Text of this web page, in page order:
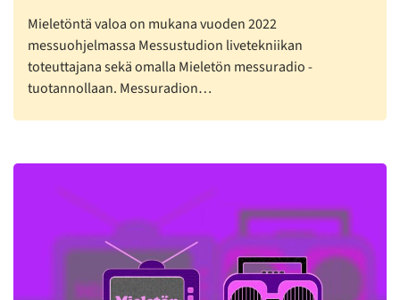
Mieletöntä valoa on mukana vuoden 2022
messuohjelmassa Messustudion livetekniikan
toteuttajana sekä omalla Mieletön messuradio -
tuotannollaan. Messuradion…